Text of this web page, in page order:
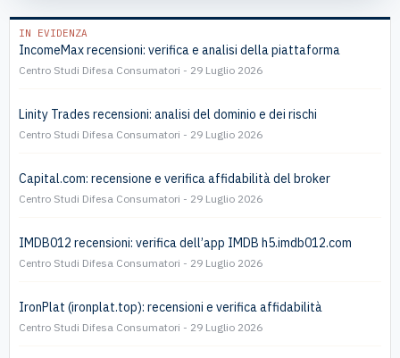
IN EVIDENZA
IncomeMax recensioni: verifica e analisi della piattaforma
Centro Studi Difesa Consumatori 29 Luglio 2026
Linity Trades recensioni: analisi del dominio e dei rischi
Centro Studi Difesa Consumatori 29 Luglio 2026
Capital.com: recensione e verifica affidabilità del broker
Centro Studi Difesa Consumatori 29 Luglio 2026
IMDB012 recensioni: verifica dell’app IMDB h5.imdb012.com
Centro Studi Difesa Consumatori 29 Luglio 2026
IronPlat (ironplat.top): recensioni e verifica affidabilità
Centro Studi Difesa Consumatori 29 Luglio 2026